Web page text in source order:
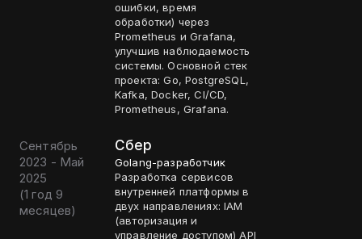
ошибки, время
обработки) через
Prometheus и Grafana,
улучшив наблюдаемость
системы. Основной стек
проекта: Go, PostgreSQL,
Kafka, Docker, CI/CD,
Prometheus, Grafana.
Сентябрь
2023 - Май
2025
(1 год 9
месяцев)
Сбер
Golang-разработчик
Разработка сервисов
внутренней платформы в
двух направлениях: IAM
(авторизация и
управление доступом) API